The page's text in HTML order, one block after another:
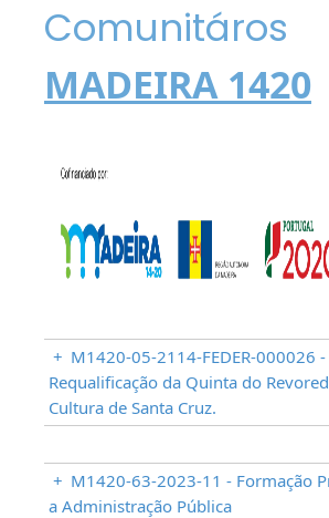
Comunitáros
MADEIRA 1420
+ M1420-05-2114-FEDER-000026
Requalificação da Quinta do
Cultura de Santa Cruz.
+ M1420-63-2023-11 - Formação
a Administração Pública